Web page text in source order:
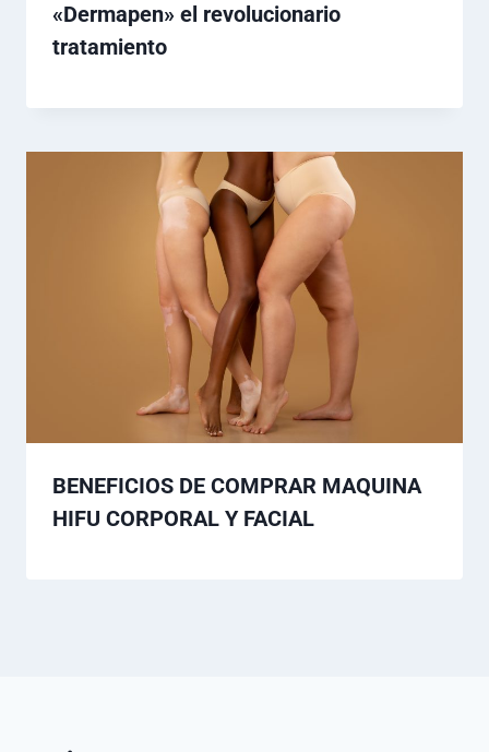
«Dermapen» el revolucionario
tratamiento
BENEFICIOS DE COMPRAR MAQUINA
HIFU CORPORAL Y FACIAL